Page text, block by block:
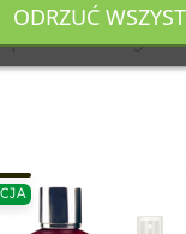
produkty
ODRZUĆ